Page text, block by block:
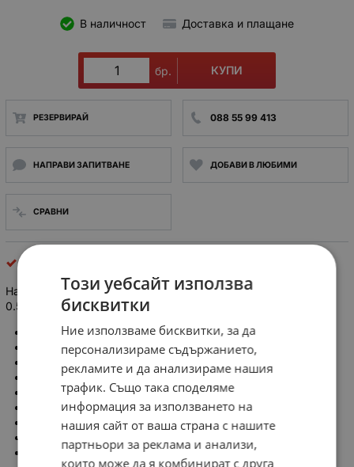
В наличност Доставка и плащане
бр. КУПИ
РЕЗЕРВИРАЙ 088 55 99 413
НАПРАВИ ЗАПИТВАНЕ ДОБАВИ В ЛЮБИМИ
СРАВНИ
Накрайник: планка за кримпване; неизолирани; месинг;
0.5...1.5mm²
Производител: IMP
Тип накрайник: планка за кримпване
Материал на контакта: месинг
Сечение на проводника: 0,5...1,5 кв.мм.
Дължина на накрайника: 7 мм
Покритие на контакта: липсва
Електрически монтаж: кримпване
Механичен монтаж: на проводник
Този уебсайт използва
бисквитки
Ние използваме бисквитки, за да
персонализираме съдържанието,
рекламите и да анализираме нашия
трафик. Също така споделяме
информация за използването на
нашия сайт от ваша страна с нашите
партньори за реклама и анализи,
които може да я комбинират с друга